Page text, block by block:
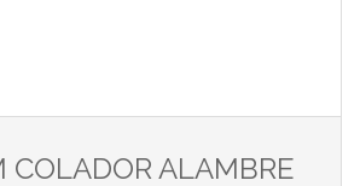
COLADOR ALAMBRE